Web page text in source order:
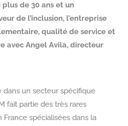
de 30 ans et un
de l’inclusion, l’entreprise
qualité de service et
avec Angel Avila, directeur
dans un secteur spécifique
fait partie des très rares
France spécialisées dans la